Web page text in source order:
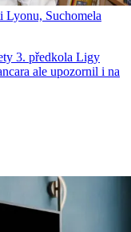
Lyonu, Suchomela
3. předkola Ligy
ale upozornil i na